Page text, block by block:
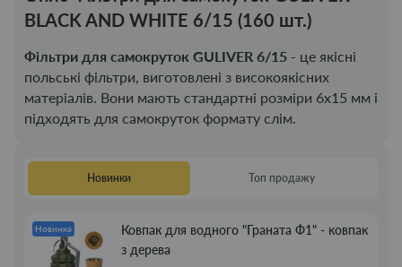
BLACK AND WHITE 6/15 (160 шт.)
Фільтри для самокруток GULIVER 6/15 - це якісні
польські фільтри, виготовлені з високоякісних
матеріалів. Вони мають стандартні розміри 6х15 мм і
підходять для самокруток формату слім.
Новинки Топ продажу
Новинка
Ковпак для водного "Граната Ф1" - ковпак
з дерева